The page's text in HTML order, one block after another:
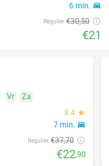
6 min. directions_car
Regulier €30,50
€21
Vr
Za
8.4 star
7 min. directions_car
Regulier €37,70
€22,90